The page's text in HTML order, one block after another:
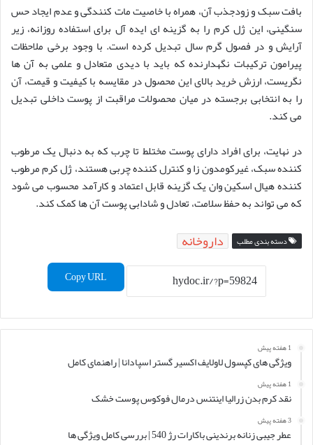
بافت سبک و زودجذب آن، همراه با خاصیت مات کنندگی و عدم ایجاد حس
سنگینی، این ژل کرم را به گزینه ای ایده آل برای استفاده روزانه، زیر
آرایش و در فصول گرم سال تبدیل کرده است. با وجود برخی ملاحظات
پیرامون ترکیبات نگهدارنده که باید با دیدی متعادل و علمی به آن ها
نگریست، ارزش خرید بالای این محصول در مقایسه با کیفیت و قیمت، آن
را به انتخابی برجسته در میان محصولات مراقبت از پوست داخلی تبدیل
می کند.
در نهایت، برای افراد دارای پوست مختلط تا چرب که به دنبال یک مرطوب
کننده سبک، غیرکومدون زا و کنترل کننده چربی هستند، ژل کرم مرطوب
کننده هیال اسکین وان یک گزینه قابل اعتماد و کارآمد محسوب می شود
که می تواند به حفظ سلامت، تعادل و شادابی پوست آن ها کمک کند.
دسته بندی مطلب داروخانه
Copy URL
1 هفته پیش
ویژگی های کپسول لاولایف اکسیر گستر اسپادانا | راهنمای کامل
1 هفته پیش
نقد کرم بدن زرالیا اینتنس درمال فوکوس پوست خشک
3 هفته پیش
عطر جیبی زنانه برندینی باکارات رژ 540 | بررسی کامل ویژگی ها